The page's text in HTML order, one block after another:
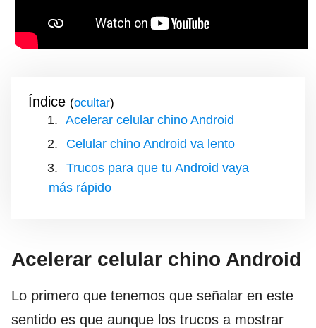
Índice ( )
Acelerar celular chino Android
Celular chino Android va lento
Trucos para que tu Android vaya
más rápido
Acelerar celular chino Android
Lo primero que tenemos que señalar en este
sentido es que aunque los trucos a mostrar